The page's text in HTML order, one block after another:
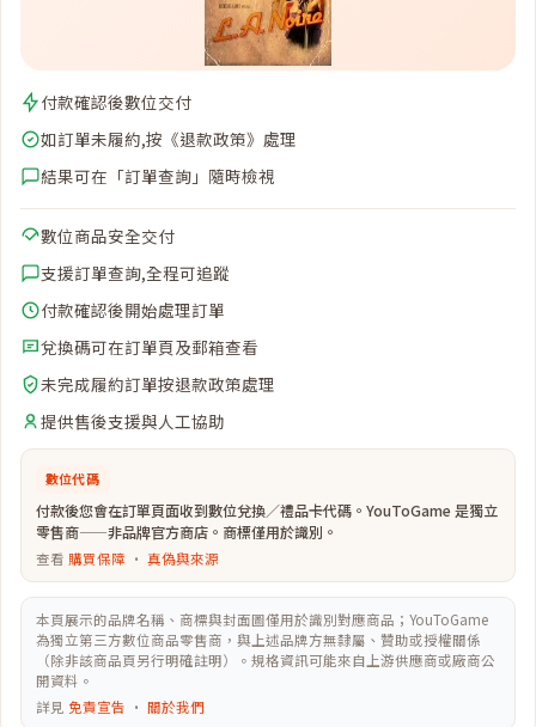
付款確認後數位交付
如訂單未履約,按《退款政策》處理
結果可在「訂單查詢」隨時檢視
數位商品安全交付
支援訂單查詢,全程可追蹤
付款確認後開始處理訂單
兌換碼可在訂單頁及郵箱查看
未完成履約訂單按退款政策處理
提供售後支援與人工協助
數位代碼
付款後您會在訂單頁面收到數位兌換／禮品卡代碼。YouToGame 是獨立
零售商——非品牌官方商店。商標僅用於識別。
查看 購買保障 · 真偽與來源
本頁展示的品牌名稱、商標與封面圖僅用於識別對應商品；YouToGame
為獨立第三方數位商品零售商，與上述品牌方無隸屬、贊助或授權關係
（除非該商品頁另行明確註明）。規格資訊可能來自上游供應商或廠商公
開資料。
詳見 免責宣告 · 關於我們